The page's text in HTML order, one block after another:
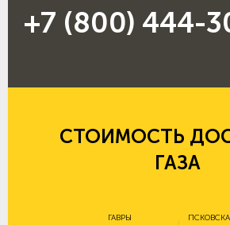
+7 (800) 444-
СТОИМОСТЬ
ГАЗА
ГАВРЫ